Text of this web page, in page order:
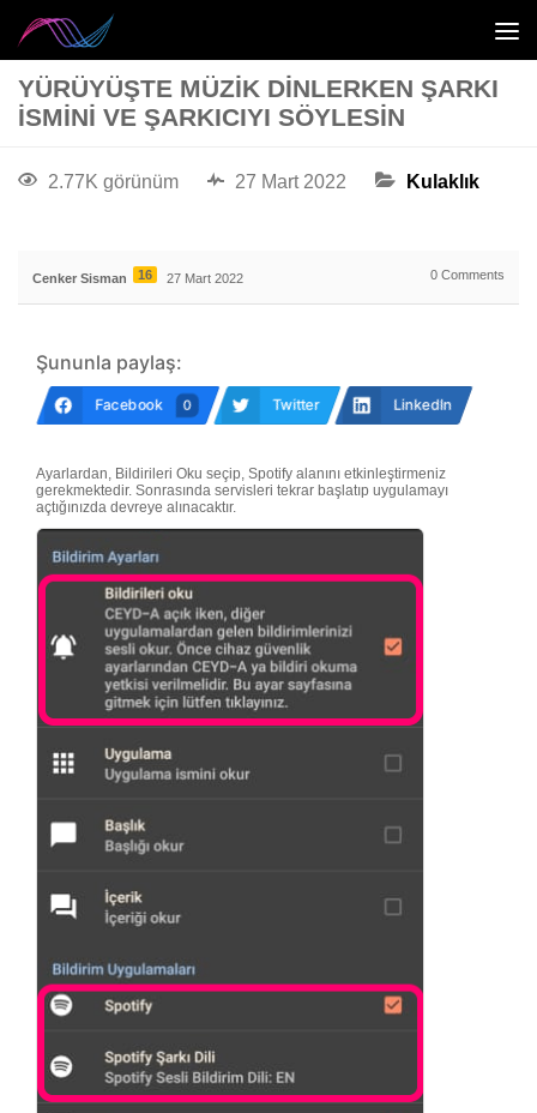
YÜRÜYÜŞTE MÜZIK DINLERKEN ŞARKI
İSMINI VE ŞARKICIYI SÖYLESIN
2.77K görünüm 27 Mart 2022 Kulaklık
Cenker Sisman 16 27 Mart 2022 0 Comments
Şununla paylaş:
Facebook 0 Twitter LinkedIn
Ayarlardan, Bildirileri Oku seçip, Spotify alanını etkinleştirmeniz
gerekmektedir. Sonrasında servisleri tekrar başlatıp uygulamayı
açtığınızda devreye alınacaktır.